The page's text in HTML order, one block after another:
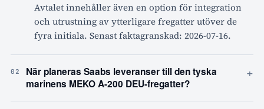
Avtalet innehåller även en option för integration
och utrustning av ytterligare fregatter utöver de
fyra initiala. Senast faktagranskad: 2026-07-16.
02
När planeras Saabs leveranser till den tyska
marinens MEKO A-200 DEU-fregatter?
+